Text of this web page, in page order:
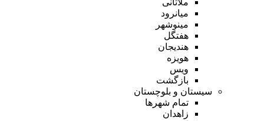
میانرود
مینوشهر
هفتگل
هندیجان
هویزه
ویس
بازگشت
سیستان و بلوچستان
تمام شهر‌ها
زاهدان